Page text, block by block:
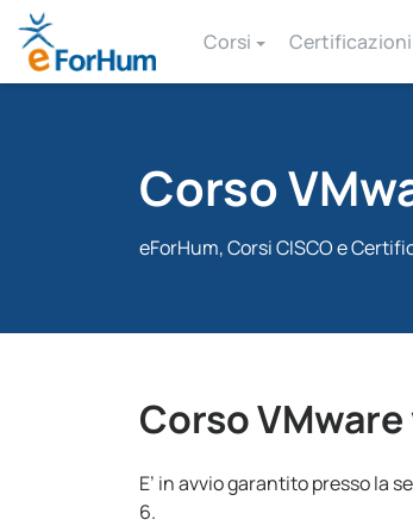
Corsi Certificazioni
Corso
eForHum, Corsi CISCO e
Corso
E’ in avvio garantito presso la
6.